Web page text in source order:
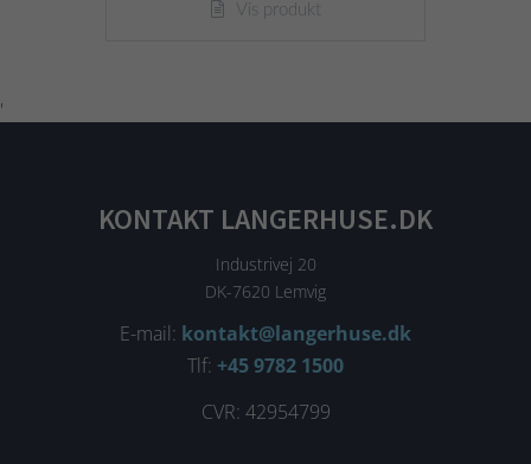
Vis produkt
'
KONTAKT LANGERHUSE.DK
Industrivej 20
DK-7620 Lemvig
E-mail: kontakt@langerhuse.dk
Tlf: +45 9782 1500
CVR: 42954799